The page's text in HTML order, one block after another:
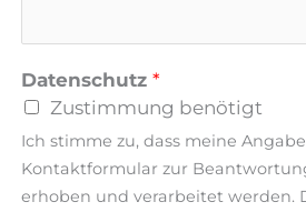
Datenschutz *
Zustimmung benötigt
Ich stimme zu, dass meine
Kontaktformular zur
erhoben und verarbeitet werden.